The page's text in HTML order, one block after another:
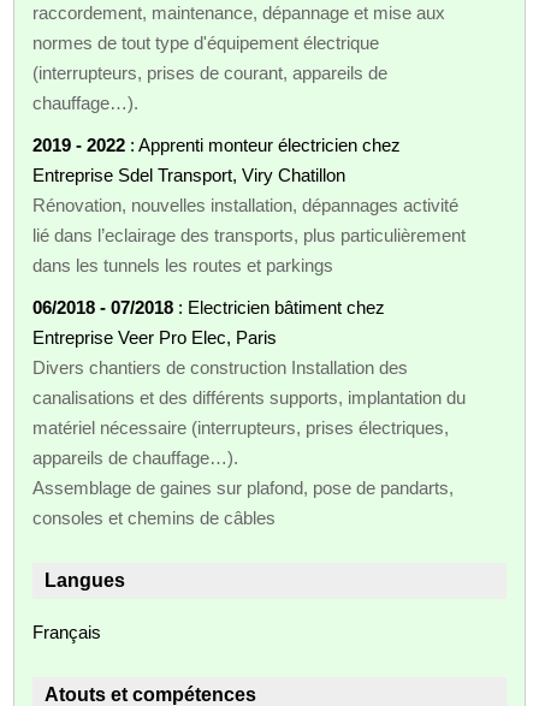
raccordement, maintenance, dépannage et mise aux
normes de tout type d'équipement électrique
(interrupteurs, prises de courant, appareils de
chauffage…).
2019 - 2022 : Apprenti monteur électricien chez
Entreprise Sdel Transport, Viry Chatillon
Rénovation, nouvelles installation, dépannages activité
lié dans l’eclairage des transports, plus particulièrement
dans les tunnels les routes et parkings
06/2018 - 07/2018 : Electricien bâtiment chez
Entreprise Veer Pro Elec, Paris
Divers chantiers de construction Installation des
canalisations et des différents supports, implantation du
matériel nécessaire (interrupteurs, prises électriques,
appareils de chauffage…).
Assemblage de gaines sur plafond, pose de pandarts,
consoles et chemins de câbles
Langues
Français
Atouts et compétences